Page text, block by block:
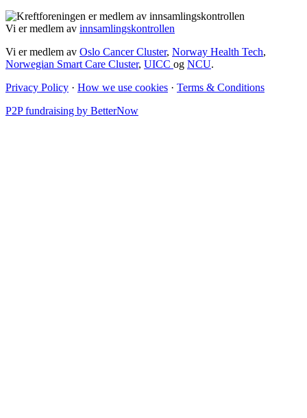
Vi er medlem av innsamlingskontrollen
Vi er medlem av Oslo Cancer Cluster, Norway Health Tech,
Norwegian Smart Care Cluster, UICC og NCU.
Privacy Policy · How we use cookies · Terms & Conditions
P2P fundraising by BetterNow